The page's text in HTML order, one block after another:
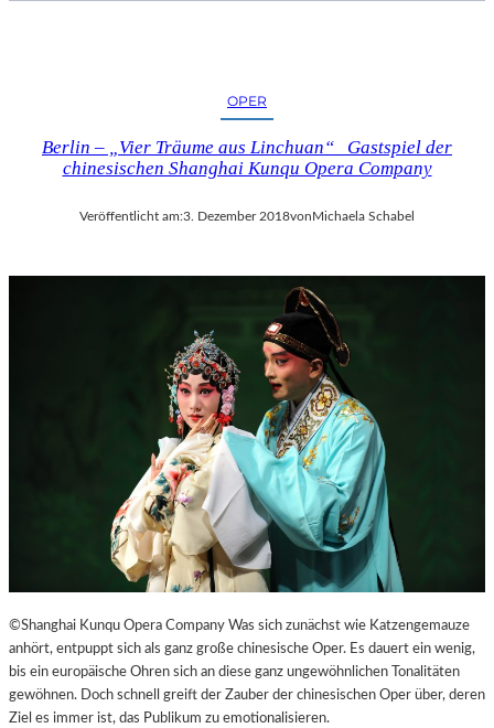
OPER
Berlin – „Vier Träume aus Linchuan“ Gastspiel der
chinesischen Shanghai Kunqu Opera Company
Veröffentlicht am:3. Dezember 2018vonMichaela Schabel
©Shanghai Kunqu Opera Company Was sich zunächst wie Katzengemauze
anhört, entpuppt sich als ganz große chinesische Oper. Es dauert ein wenig,
bis ein europäische Ohren sich an diese ganz ungewöhnlichen Tonalitäten
gewöhnen. Doch schnell greift der Zauber der chinesischen Oper über, deren
Ziel es immer ist, das Publikum zu emotionalisieren.